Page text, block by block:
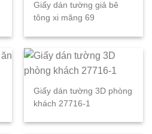
Giấy dán tường giả bê
tông xi măng 69
Giấy dán tường 3D phòng
khách 27716-1